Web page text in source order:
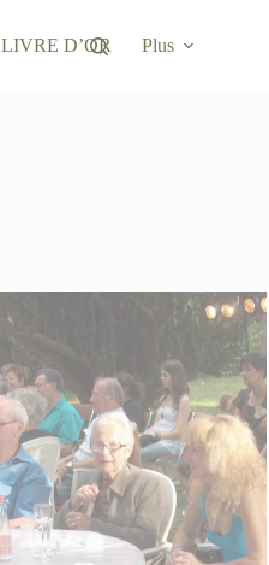
LIVRE D’OR Plus